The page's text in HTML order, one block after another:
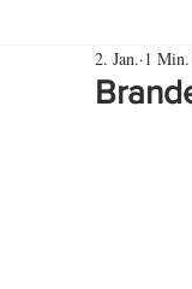
2. Jan. 1